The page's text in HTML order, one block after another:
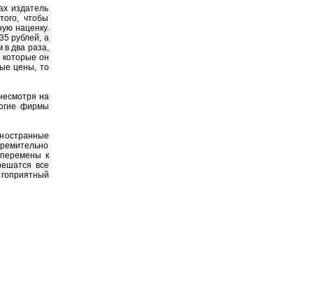
издатель
чтобы
наценку.
рублей, а
в два раза,
которые он
цены, то
на
фирмы
к
все